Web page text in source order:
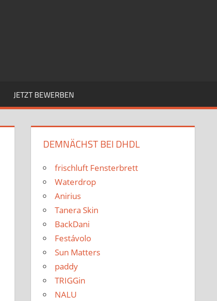
JETZT BEWERBEN
DEMNÄCHST BEI DHDL
frischluft Fensterbrett
Waterdrop
Anirius
Tanera Skin
BackDani
Festávolo
Sun Matters
paddy
TRIGGin
NALU